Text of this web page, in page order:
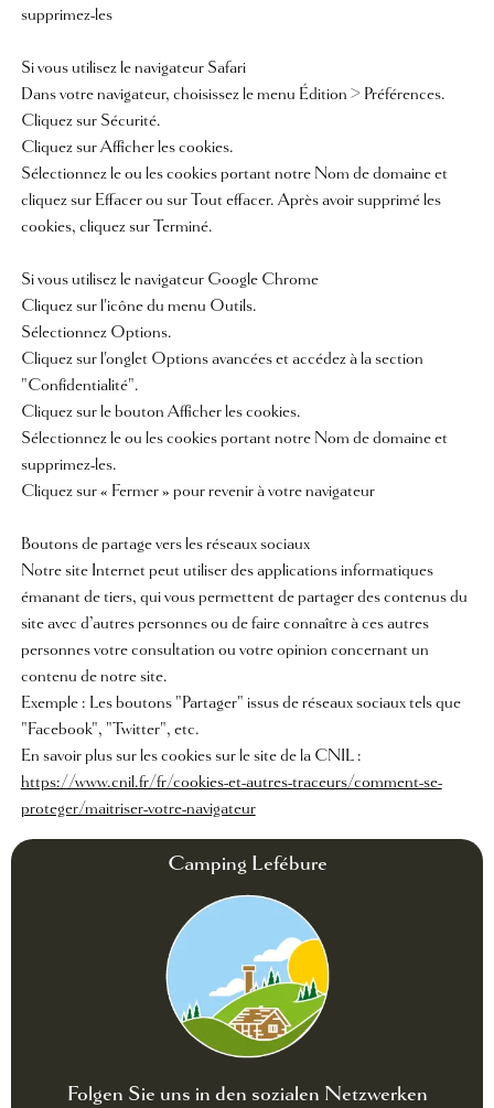
supprimez-les
Si vous utilisez le navigateur Safari
Dans votre navigateur, choisissez le menu Édition > Préférences.
Cliquez sur Sécurité.
Cliquez sur Afficher les cookies.
Sélectionnez le ou les cookies portant notre Nom de domaine et
cliquez sur Effacer ou sur Tout effacer. Après avoir supprimé les
cookies, cliquez sur Terminé.
Si vous utilisez le navigateur Google Chrome
Cliquez sur l'icône du menu Outils.
Sélectionnez Options.
Cliquez sur l'onglet Options avancées et accédez à la section
"Confidentialité".
Cliquez sur le bouton Afficher les cookies.
Sélectionnez le ou les cookies portant notre Nom de domaine et
supprimez-les.
Cliquez sur « Fermer » pour revenir à votre navigateur
Boutons de partage vers les réseaux sociaux
Notre site Internet peut utiliser des applications informatiques
émanant de tiers, qui vous permettent de partager des contenus du
site avec d’autres personnes ou de faire connaître à ces autres
personnes votre consultation ou votre opinion concernant un
contenu de notre site.
Exemple : Les boutons "Partager" issus de réseaux sociaux tels que
"Facebook", "Twitter", etc.
En savoir plus sur les cookies sur le site de la CNIL :
https://www.cnil.fr/fr/cookies-et-autres-traceurs/comment-se-
proteger/maitriser-votre-navigateur
Camping Lefébure
Folgen Sie uns in den sozialen Netzwerken